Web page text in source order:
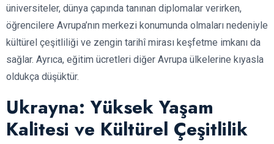
üniversiteler, dünya çapında tanınan diplomalar verirken,
öğrencilere Avrupa’nın merkezi konumunda olmaları nedeniyle
kültürel çeşitliliği ve zengin tarihî mirası keşfetme imkanı da
sağlar. Ayrıca, eğitim ücretleri diğer Avrupa ülkelerine kıyasla
oldukça düşüktür.
Ukrayna: Yüksek Yaşam
Kalitesi ve Kültürel Çeşitlilik